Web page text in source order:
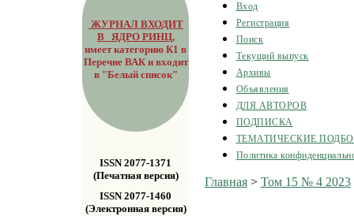
ЖУРНАЛ ВХОДИТ
В ЯДРО РИНЦ,
имеет категорию К1 в
Перечне ВАК и входит
в "Белый список"
ISSN 2077-1371
(Печатная версия)
ISSN 2077-1460
(Электронная версия)
Вход
Регистрация
Поиск
Текущий выпуск
Архивы
Объявления
ДЛЯ АВТОРОВ
ПОДПИСКА
ТЕМАТИЧЕСКИЕ
Политика
Главная> Том 15 № 4 2023